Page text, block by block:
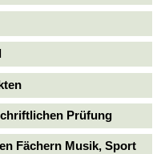
Prüfung
Fächern Musik, Sport